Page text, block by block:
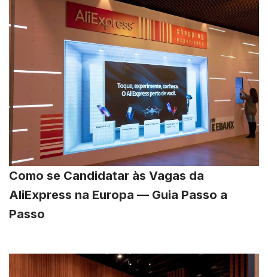
Como se Candidatar às Vagas da
AliExpress na Europa — Guia Passo a
Passo